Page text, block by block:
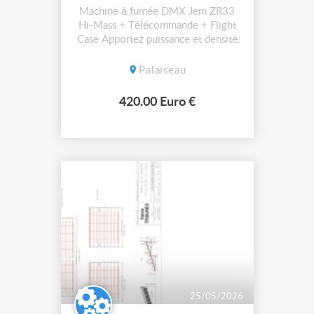
Machine à fumée DMX Jem ZR33
Hi-Mass + Télécommande + Flight
Case Apportez puissance et densité
machine à fumée professionnelle
les environnements exigeants, elle
idéale pou...
Palaiseau
420.00 Euro €
25/05/2026